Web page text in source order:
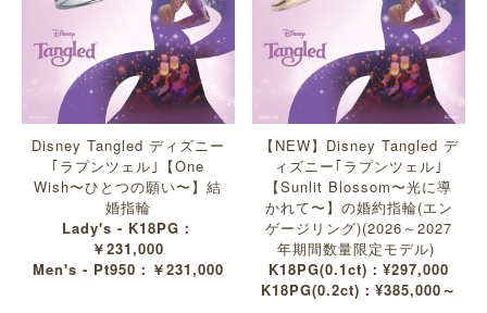
Disney Tangled ディズニー
｢ラプンツェル｣【One
Wish〜ひとつの願い〜】結
婚指輪
Lady's - K18PG：
￥231,000
Men's - Pt950：￥231,000
【NEW】Disney Tangled デ
ィズニー｢ラプンツェル｣
【Sunlit Blossom〜光に導
かれて〜】の婚約指輪(エン
ゲージリング)(2026～2027
年期間数量限定モデル)
K18PG(0.1ct)：¥297,000
K18PG(0.2ct)：¥385,000～